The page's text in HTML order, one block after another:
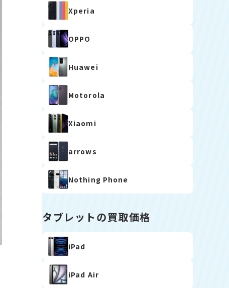
Xperia
OPPO
Huawei
Motorola
Xiaomi
arrows
Nothing Phone
タブレットの買取価格
iPad
iPad Air